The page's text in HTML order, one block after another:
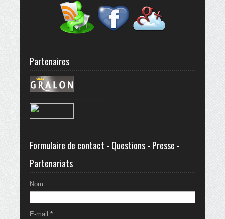
Partenaires
-------------------------------------
Formulaire de contact - Questions - Presse -
Partenariats
Nom
E-mail *